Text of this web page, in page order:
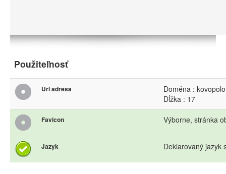
Použiteľnosť
Url adresa
Doména :
Dĺžka : 17
Favicon Výborne, stránka
Jazyk Deklarovaný jazyk